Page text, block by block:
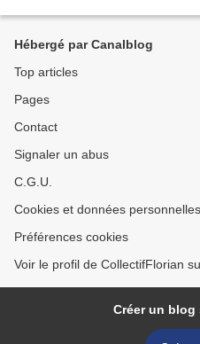
Hébergé par Canalblog
Top articles
Pages
Contact
Signaler un abus
C.G.U.
Cookies et données personnelles
Préférences cookies
Voir le profil de CollectifFlorian
Créer un blog